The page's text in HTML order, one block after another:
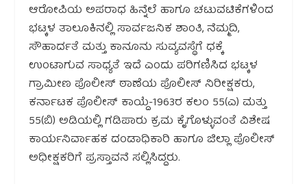
ಆರೋಪಿಯ ಅಪರಾಧ ಹಿನ್ನೆಲೆ ಹಾಗೂ ಚಟುವಟಿಕೆಗಳಿಂದ
ಭಟ್ಕಳ ತಾಲೂಕಿನಲ್ಲಿ ಸಾರ್ವಜನಿಕ ಶಾಂತಿ, ನೆಮ್ಮದಿ,
ಸೌಹಾರ್ದತೆ ಮತ್ತು ಕಾನೂನು ಸುವ್ಯವಸ್ಥೆಗೆ ಧಕ್ಕೆ
ಉಂಟಾಗುವ ಸಾಧ್ಯತೆ ಇದೆ ಎಂದು ಪರಿಗಣಿಸಿದ ಭಟ್ಕಳ
ಗ್ರಾಮೀಣ ಪೊಲೀಸ್ ಠಾಣೆಯ ಪೊಲೀಸ್ ನಿರೀಕ್ಷಕರು,
ಕರ್ನಾಟಕ ಪೊಲೀಸ್ ಕಾಯ್ದೆ-1963ರ ಕಲಂ 55(ಎ) ಮತ್ತು
55(ಬಿ) ಅಡಿಯಲ್ಲಿ ಗಡಿಪಾರು ಕ್ರಮ ಕೈಗೊಳ್ಳುವಂತೆ ವಿಶೇಷ
ಕಾರ್ಯನಿರ್ವಾಹಕ ದಂಡಾಧಿಕಾರಿ ಹಾಗೂ ಜಿಲ್ಲಾ ಪೊಲೀಸ್
ಅಧೀಕ್ಷಕರಿಗೆ ಪ್ರಸ್ತಾವನೆ ಸಲ್ಲಿಸಿದ್ದರು.